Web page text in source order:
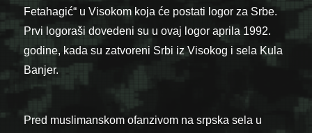
Fetahagić“ u Visokom koja će postati logor za Srbe.
Prvi logoraši dovedeni su u ovaj logor aprila 1992.
godine, kada su zatvoreni Srbi iz Visokog i sela Kula
Banjer.
Pred muslimanskom ofanzivom na srpska sela u